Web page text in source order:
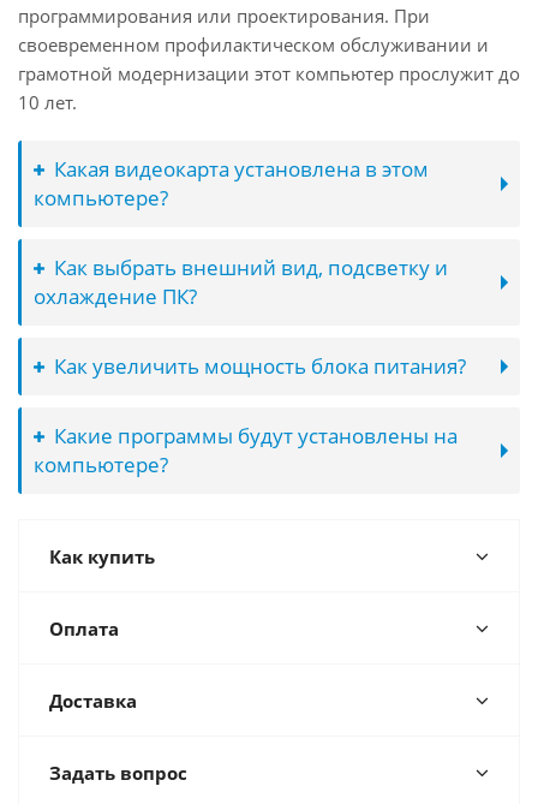
программирования или проектирования. При
своевременном профилактическом обслуживании и
грамотной модернизации этот компьютер прослужит до
10 лет.
Какая видеокарта установлена в этом
компьютере?
Как выбрать внешний вид, подсветку и
охлаждение ПК?
Как увеличить мощность блока питания?
Какие программы будут установлены на
компьютере?
Как купить
Оплата
Доставка
Задать вопрос